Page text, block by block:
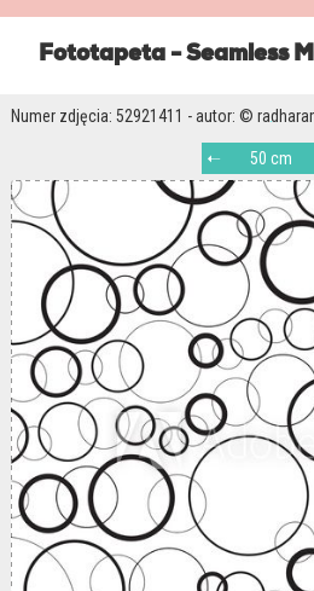
Fototapeta - Seamless
Numer zdjęcia: 52921411 - autor: ©
50 cm